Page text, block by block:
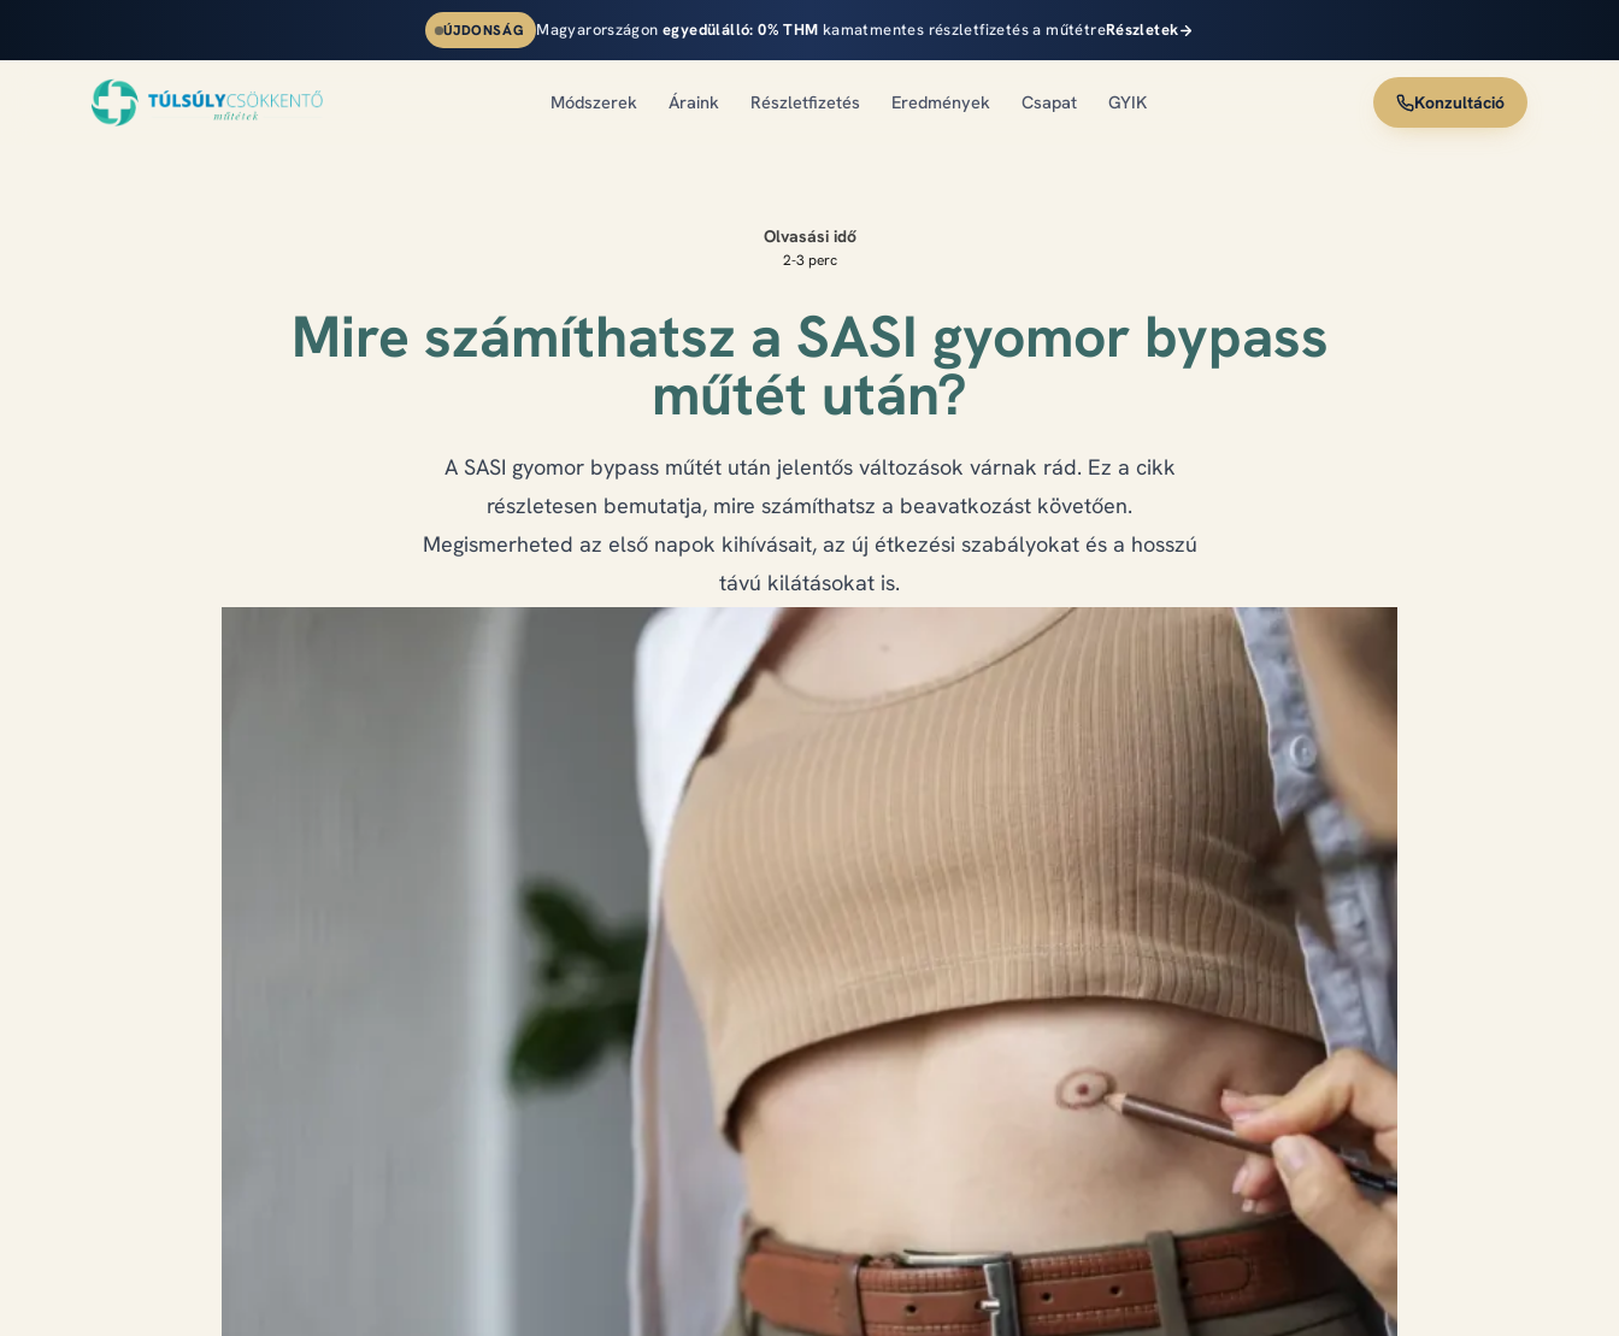
ÚJDONSÁG Magyarországonegyedülálló: 0% THM kamatmentes részletfizetés a műtétreRészletek
Módszerek Áraink Részletfizetés Eredmények Csapat GYIK Konzultáció
Olvasási idő
2-3 perc
Mire számíthatsz a SASI gyomor bypass
műtét után?
A SASI gyomor bypass műtét után jelentős változások várnak rád. Ez a cikk
részletesen bemutatja, mire számíthatsz a beavatkozást követően.
Megismerheted az első napok kihívásait, az új étkezési szabályokat és a hosszú
távú kilátásokat is.